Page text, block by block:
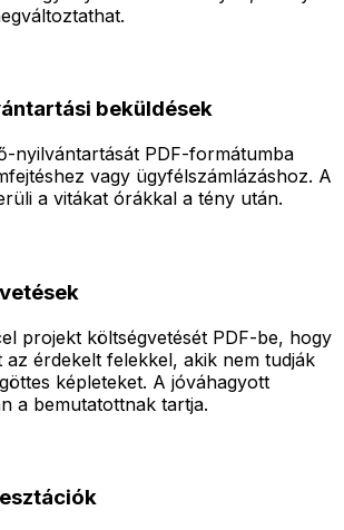
beküldések
nyilvántartását PDF-formátumba
vagy ügyfélszámlázáshoz. A
a vitákat órákkal a tény után.
projekt költségvetését PDF-be, hogy
az érdekelt felekkel, akik nem tudják
képleteket. A jóváhagyott
a bemutatottnak tartja.